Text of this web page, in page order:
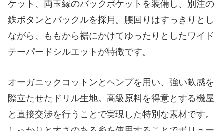
ケット、両玉縁のバックポケットを装備し、別注の
鉄ボタンとバックルを採用。腰回りはすっきりとし
ながら、ももから裾にかけてゆったりとしたワイド
テーパードシルエットが特徴です。
オーガニックコットンとヘンプを用い、強い畝感を
際立たせたドリル生地。高級原料を得意とする機屋
と直接交渉を行うことで実現した特別な素材です。